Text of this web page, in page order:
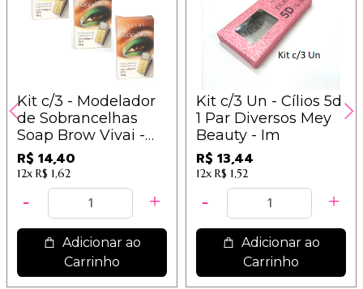
Kit c/3 - Modelador
de Sobrancelhas
Soap Brow Vivai -
2057.1.1 / 4,80
R$ 14,40
12x R$ 1,62
Adicionar ao
Carrinho
Kit c/3 Un - Cílios 5d
1 Par Diversos Mey
Beauty - Im
R$ 13,44
12x R$ 1,52
Adicionar ao
Carrinho